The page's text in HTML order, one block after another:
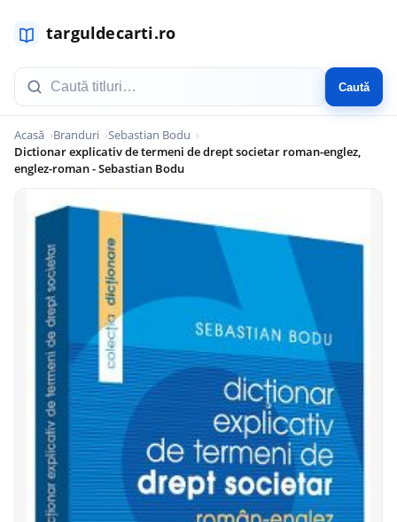
Caută
Acasă Branduri Sebastian Bodu
Dictionar explicativ de termeni de drept societar roman-englez,
englez-roman - Sebastian Bodu